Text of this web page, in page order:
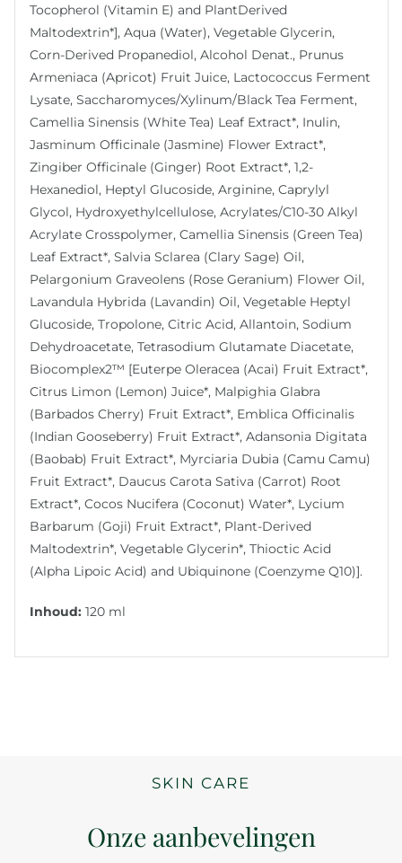
Tocopherol (Vitamin E) and PlantDerived
Maltodextrin*], Aqua (Water), Vegetable Glycerin,
Corn-Derived Propanediol, Alcohol Denat., Prunus
Armeniaca (Apricot) Fruit Juice, Lactococcus Ferment
Lysate, Saccharomyces/Xylinum/Black Tea Ferment,
Camellia Sinensis (White Tea) Leaf Extract*, Inulin,
Jasminum Officinale (Jasmine) Flower Extract*,
Zingiber Officinale (Ginger) Root Extract*, 1,2-
Hexanediol, Heptyl Glucoside, Arginine, Caprylyl
Glycol, Hydroxyethylcellulose, Acrylates/C10-30 Alkyl
Acrylate Crosspolymer, Camellia Sinensis (Green Tea)
Leaf Extract*, Salvia Sclarea (Clary Sage) Oil,
Pelargonium Graveolens (Rose Geranium) Flower Oil,
Lavandula Hybrida (Lavandin) Oil, Vegetable Heptyl
Glucoside, Tropolone, Citric Acid, Allantoin, Sodium
Dehydroacetate, Tetrasodium Glutamate Diacetate,
Biocomplex2™ [Euterpe Oleracea (Acai) Fruit Extract*,
Citrus Limon (Lemon) Juice*, Malpighia Glabra
(Barbados Cherry) Fruit Extract*, Emblica Officinalis
(Indian Gooseberry) Fruit Extract*, Adansonia Digitata
(Baobab) Fruit Extract*, Myrciaria Dubia (Camu Camu)
Fruit Extract*, Daucus Carota Sativa (Carrot) Root
Extract*, Cocos Nucifera (Coconut) Water*, Lycium
Barbarum (Goji) Fruit Extract*, Plant-Derived
Maltodextrin*, Vegetable Glycerin*, Thioctic Acid
(Alpha Lipoic Acid) and Ubiquinone (Coenzyme Q10)].
Inhoud:120 ml
SKIN CARE
Onze aanbevelingen